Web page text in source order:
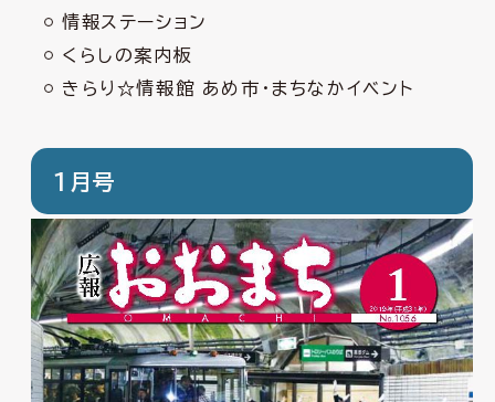
情報ステーション
くらしの案内板
きらり☆情報館 あめ市・まちなかイベント
1月号